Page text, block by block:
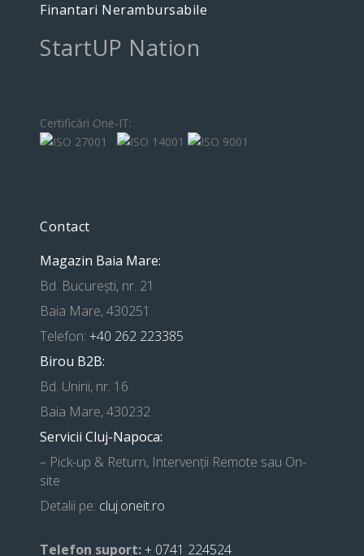
Finantari Nerambursabile
StartUP Nation
Certificări One-IT:
Contact
Magazin Baia Mare:
Bd. București, nr. 21
Baia Mare, 430251
Telefon: +40 262 223385
Birou B2B:
Bd. Unirii, nr. 16
Baia Mare, 430232
Servicii Cluj-Napoca:
– Pick-up & Return, Intervenții Remote sau On-
site
Detalii pe: cluj.oneit.ro
Telefon suport:+ 0741 224524